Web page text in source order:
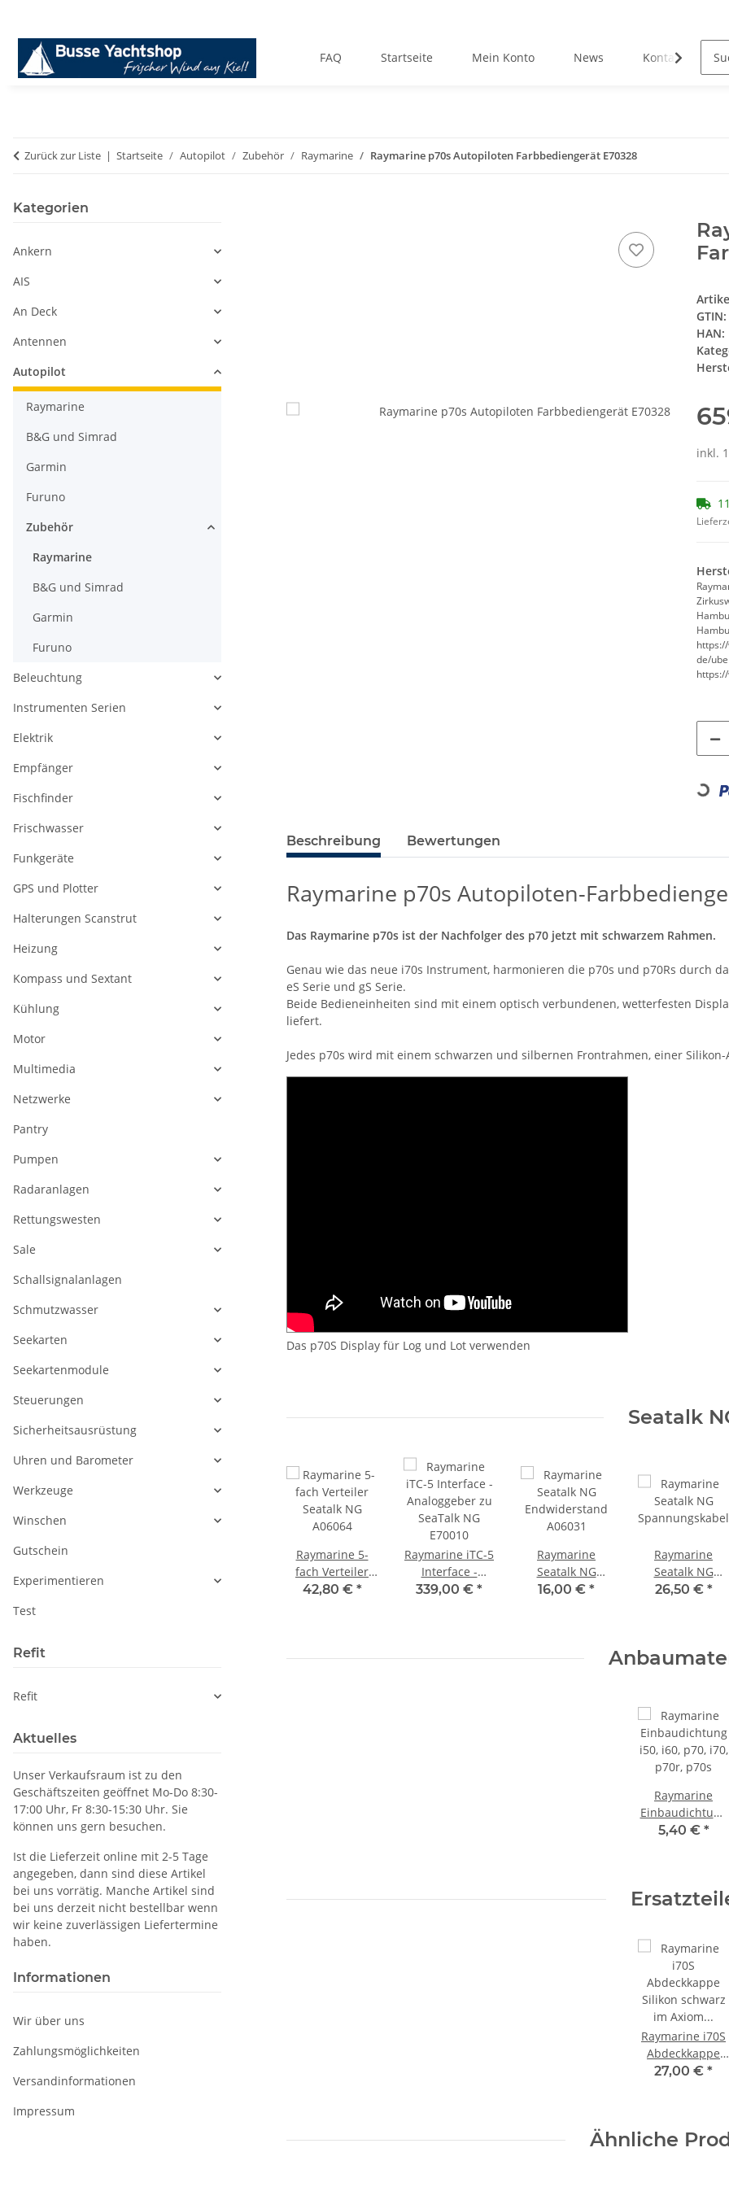
FAQ Startseite Mein Konto News Kontakt
Zurück zur Liste Startseite Autopilot Zubehör Raymarine Raymarine p70s Autopiloten Farbbediengerät E70328
GTIN:
HAN:
inkl.
de/
Loading...
Beschreibung Bewertungen
Raymarine p70s Autopiloten-
Das Raymarine p70s ist der Nachfolger des p70 jetzt mit schwarzem Rahmen.
Genau wie das neue i70s Instrument, harmonieren die p70s und p70Rs durch
eS Serie und gS Serie.
Beide Bedieneinheiten sind mit einem optisch verbundenen, wetterfesten
liefert.
Jedes p70s wird mit einem schwarzen und silbernen Frontrahmen, einer
Das p70S Display für Log und Lot verwenden
Seatalk
Verbinder
21,50 €
Raymarine 5-
fach Verteiler
Seatalk NG
42,80 € *
Raymarine iTC-5
Interface -
Analoggeber zu
339,00 € *
Raymarine
Seatalk NG
Endwiderstand
16,00 € *
Raymarine
Seatalk NG
Spannungskabel
26,50 € *
Raymarine
Einbaudichtung
i50, i60, p70, i70,
5,40 € *
Raymarine i70S
Abdeckkappe
Silikon schwarz
27,00 € *
Ähnliche
Kategorien
Ankern
AIS
An Deck
Antennen
Autopilot
Raymarine
B&G und Simrad
Garmin
Furuno
Zubehör
Raymarine
B&G und Simrad
Garmin
Furuno
Beleuchtung
Instrumenten Serien
Elektrik
Empfänger
Fischfinder
Frischwasser
Funkgeräte
GPS und Plotter
Halterungen Scanstrut
Heizung
Kompass und Sextant
Kühlung
Motor
Multimedia
Netzwerke
Pantry
Pumpen
Radaranlagen
Rettungswesten
Sale
Schallsignalanlagen
Schmutzwasser
Seekarten
Seekartenmodule
Steuerungen
Sicherheitsausrüstung
Uhren und Barometer
Werkzeuge
Winschen
Gutschein
Experimentieren
Test
Refit
Refit
Aktuelles
Unser Verkaufsraum ist zu den
Geschäftszeiten geöffnet Mo-Do 8:30-
17:00 Uhr, Fr 8:30-15:30 Uhr. Sie
können uns gern besuchen.
Ist die Lieferzeit online mit 2-5 Tage
angegeben, dann sind diese Artikel
bei uns vorrätig. Manche Artikel sind
bei uns derzeit nicht bestellbar wenn
wir keine zuverlässigen Liefertermine
haben.
Informationen
Wir über uns
Zahlungsmöglichkeiten
Versandinformationen
Impressum